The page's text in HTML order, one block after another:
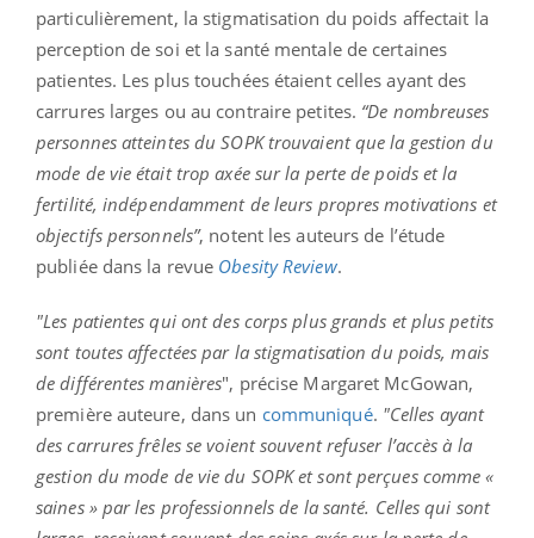
particulièrement, la stigmatisation du poids affectait la
perception de soi et la santé mentale de certaines
patientes. Les plus touchées étaient celles ayant des
carrures larges ou au contraire petites. “De nombreuses
personnes atteintes du SOPK trouvaient que la gestion du
mode de vie était trop axée sur la perte de poids et la
fertilité, indépendamment de leurs propres motivations et
objectifs personnels”, notent les auteurs de l’étude
publiée dans la revue Obesity Review.
"Les patientes qui ont des corps plus grands et plus petits
sont toutes affectées par la stigmatisation du poids, mais
de différentes manières", précise Margaret McGowan,
première auteure, dans un communiqué. "Celles ayant
des carrures frêles se voient souvent refuser l’accès à la
gestion du mode de vie du SOPK et sont perçues comme «
saines » par les professionnels de la santé. Celles qui sont